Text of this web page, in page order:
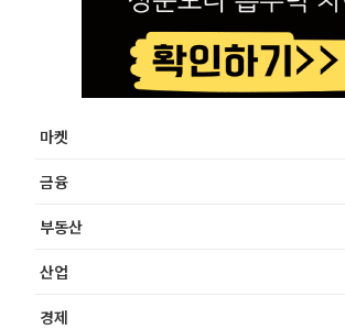
마켓
금융
부동산
산업
경제